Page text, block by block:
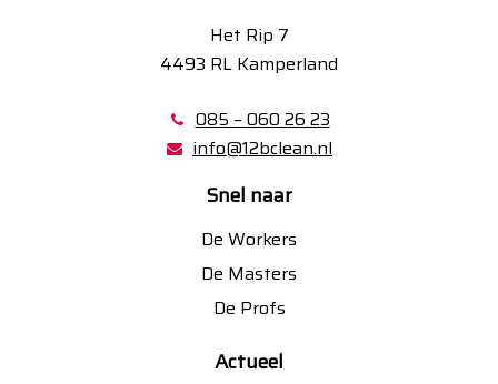
Het Rip 7
4493 RL Kamperland
085 – 060 26 23
info@12bclean.nl
Snel naar
De Workers
De Masters
De Profs
Actueel